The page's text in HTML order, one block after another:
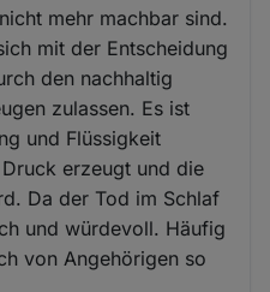
mehr machbar sind.
mit der Entscheidung
den nachhaltig
zulassen. Es ist
und Flüssigkeit
erzeugt und die
Da der Tod im Schlaf
und würdevoll. Häufig
von Angehörigen so